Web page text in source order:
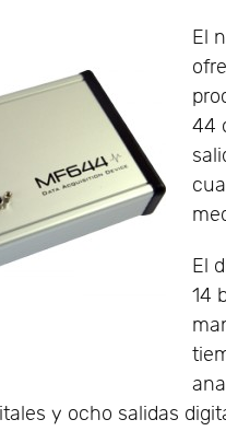
El
44
El
14
y ocho salidas